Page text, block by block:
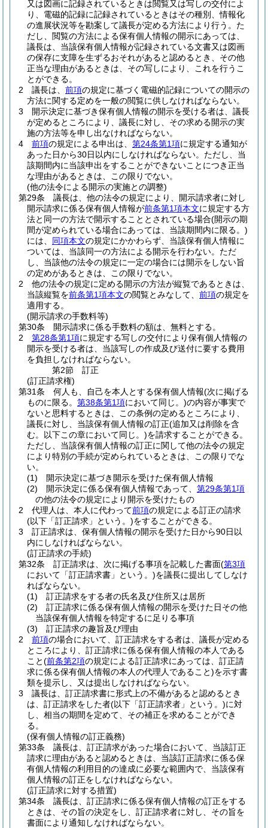
又は図画に記録されているときは閲覧又は写しの交付によ
り、電磁的記録に記録されているときはその種別、情報化
の進展状況等を勘案して議長が定める方法により行う。 た
だし、閲覧の方法による保有個人情報の開示にあっては、
議長は、当該保有個人情報が記録されている文書又は図画
の保存に支障を生ずるおそれがあると認めるとき、その他
正当な理由があるときは、その写しにより、これを行うこ
とができる。
2
議長は、 前項の規定に基づく電磁的記録についての開示の
方法に関する定めを一般の閲覧に供しなければならない。
3
開示決定に基づき保有個人情報の開示を受ける者は、議長
が定めるところにより、議長に対し、その求める開示の実
施の方法等を申し出なければならない。
4
前項の規定による申出は、 第24条第1項に規定する通知が
あった日から30日以内にしなければならない。 ただし、当
該期間内に当該申出をすることができないことにつき正当
な理由があるときは、この限りでない。
(他の法令による開示の実施との調整)
第29条
議長は、他の法令の規定により、開示請求者に対し
開示請求に係る保有個人情報が前条第1項本文に規定する方
法と同一の方法で開示することとされている場合(開示の期
間が定められている場合にあっては、当該期間内に限る。)
には、 同項本文の規定にかかわらず、当該保有個人情報に
ついては、当該同一の方法による開示を行わない。 ただ
し、当該他の法令の規定に一定の場合には開示をしない旨
の定めがあるときは、この限りでない。
2
他の法令の規定に定める開示の方法が縦覧であるときは、
当該縦覧を前条第1項本文の閲覧とみなして、 前項の規定を
適用する。
(開示請求の手数料等)
第30条
開示請求に係る手数料の額は、無料とする。
2
第28条第1項に規定する写しの交付により保有個人情報の
開示を受ける者は、当該写しの作成及び送付に要する費用
を負担しなければならない。
第2節
訂正
(訂正請求権)
第31条
何人も、自己を本人とする保有個人情報(次に掲げる
ものに限る。 第38条第1項において同じ。)の内容が事実で
ないと思料するときは、この条例の定めるところにより、
議長に対し、当該保有個人情報の訂正(追加又は削除を含
む。以下この章において同じ。)を請求することができる。
ただし、当該保有個人情報の訂正に関して他の法令の規定
により特別の手続が定められているときは、この限りでな
い。
(1)
開示決定に基づき開示を受けた保有個人情報
(2)
開示決定に係る保有個人情報であって、 第29条第1項
の他の法令の規定により開示を受けたもの
2
代理人は、本人に代わって前項の規定による訂正の請求
(以下「訂正請求」という。)をすることができる。
3
訂正請求は、保有個人情報の開示を受けた日から90日以
内にしなければならない。
(訂正請求の手続)
第32条
訂正請求は、次に掲げる事項を記載した書面(第3項
において「訂正請求書」という。)を議長に提出してしなけ
ればならない。
(1)
訂正請求をする者の氏名及び住所又は居所
(2)
訂正請求に係る保有個人情報の開示を受けた日その他
当該保有個人情報を特定するに足りる事項
(3)
訂正請求の趣旨及び理由
2
前項の場合において、訂正請求をする者は、議長が定める
ところにより、訂正請求に係る保有個人情報の本人である
こと(前条第2項の規定による訂正請求にあっては、訂正請
求に係る保有個人情報の本人の代理人であること)を示す書
類を提示し、又は提出しなければならない。
3
議長は、訂正請求書に形式上の不備があると認めるとき
は、訂正請求をした者(以下「訂正請求者」という。)に対
し、相当の期間を定めて、その補正を求めることができ
る。
(保有個人情報の訂正義務)
第33条
議長は、訂正請求があった場合において、当該訂正
請求に理由があると認めるときは、当該訂正請求に係る保
有個人情報の利用目的の達成に必要な範囲内で、当該保有
個人情報の訂正をしなければならない。
(訂正請求に対する措置)
第34条
議長は、訂正請求に係る保有個人情報の訂正をする
ときは、その旨の決定をし、訂正請求者に対し、その旨を
書面により通知しなければならない。